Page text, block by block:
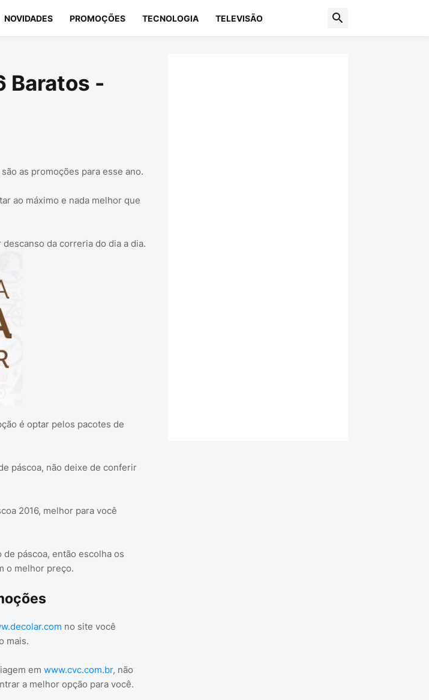
NOVIDADES PROMOÇÕES TECNOLOGIA TELEVISÃO
Baratos -
as promoções para esse ano.
ao máximo e nada melhor que
da correria do dia a dia.
é optar pelos pacotes de
páscoa, não deixe de conferir
2016, melhor para você
páscoa, então escolha os
o melhor preço.
no site você
mais.
em www.cvc.com.br, não
a melhor opção para você.